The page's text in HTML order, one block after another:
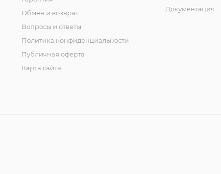
Обмен и возврат
Вопросы и ответы
Политика конфиденциальности
Публичная оферта
Карта сайта
Документация